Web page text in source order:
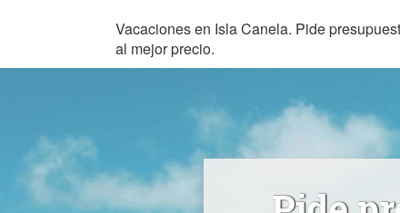
Vacaciones en Isla Canela. Pide
al mejor precio.